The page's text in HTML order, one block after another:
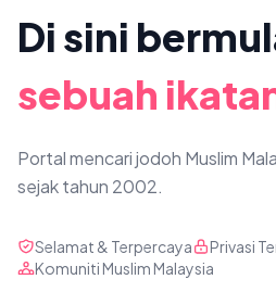
Di sini
sebuah
Portal mencari jodoh Muslim
sejak tahun 2002.
Selamat & Terpercaya
Privasi
Komuniti Muslim Malaysia